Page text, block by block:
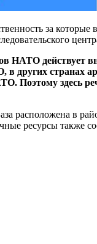
за
действует
странах
Поэтому здесь
расположена в
ресурсы